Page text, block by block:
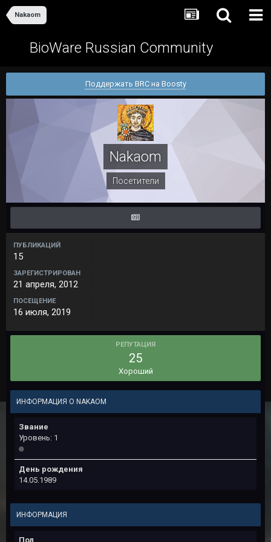
Nakaom
BioWare Russian Community
Поддержать BRC на Boosty
Nakaom
Посетители
ПУБЛИКАЦИЙ
15
ЗАРЕГИСТРИРОВАН
21 апреля, 2012
ПОСЕЩЕНИЕ
16 июля, 2019
РЕПУТАЦИЯ
25
Хороший
ИНФОРМАЦИЯ О NAKAOM
Звание
Уровень: 1
День рождения
14.05.1989
ИНФОРМАЦИЯ
Пол